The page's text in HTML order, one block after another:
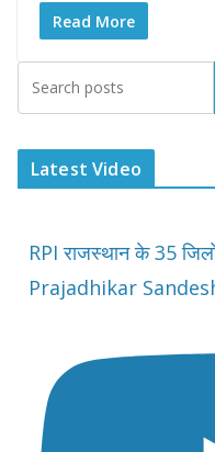
Read More
Latest Video
RPI राजस्थान के 35
Prajadhikar